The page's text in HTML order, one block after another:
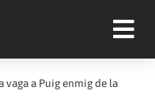
vaga a Puig enmig de la